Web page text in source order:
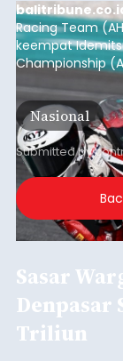
Racing Team
keempat
Championship
berlangsung di
International
Barat, pada 7–9
Nasional
Submitted by
Sasar
Denpasar
Triliun